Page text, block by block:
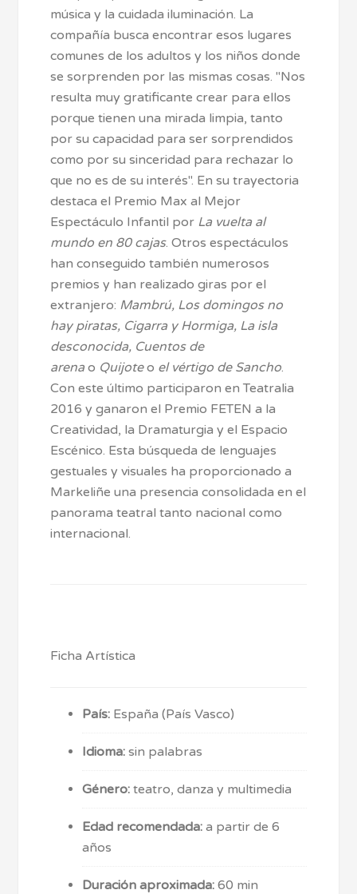
música y la cuidada iluminación. La
compañía busca encontrar esos lugares
comunes de los adultos y los niños donde
se sorprenden por las mismas cosas. "Nos
resulta muy gratificante crear para ellos
porque tienen una mirada limpia, tanto
por su capacidad para ser sorprendidos
como por su sinceridad para rechazar lo
que no es de su interés". En su trayectoria
destaca el Premio Max al Mejor
Espectáculo Infantil por La vuelta al
mundo en 80 cajas. Otros espectáculos
han conseguido también numerosos
premios y han realizado giras por el
extranjero: Mambrú, Los domingos no
hay piratas, Cigarra y Hormiga, La isla
desconocida, Cuentos de
arena o Quijoteo el vértigo de Sancho.
Con este último participaron en Teatralia
2016 y ganaron el Premio FETEN a la
Creatividad, la Dramaturgia y el Espacio
Escénico. Esta búsqueda de lenguajes
gestuales y visuales ha proporcionado a
Markeliñe una presencia consolidada en el
panorama teatral tanto nacional como
internacional.
Ficha Artística
País: España (País Vasco)
Idioma: sin palabras
Género:teatro, danza y multimedia
Edad recomendada: a partir de 6
años
Duración aproximada: 60 min